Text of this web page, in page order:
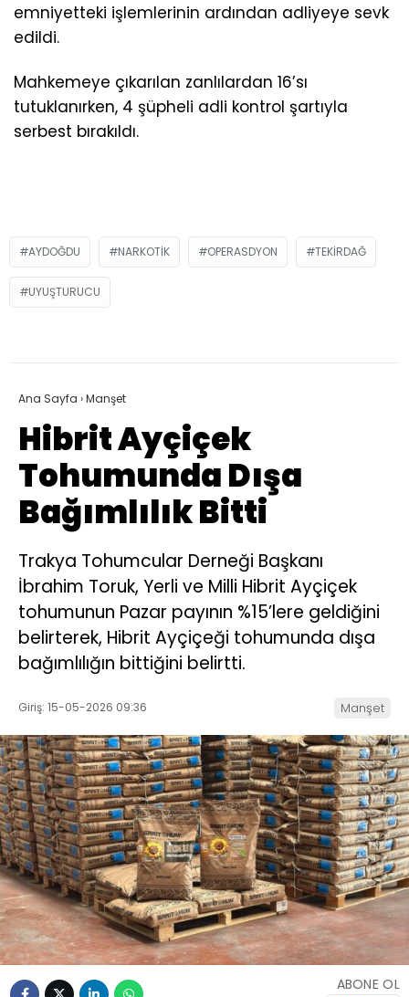
emniyetteki işlemlerinin ardından adliyeye sevk
edildi.
Mahkemeye çıkarılan zanlılardan 16’sı
tutuklanırken, 4 şüpheli adli kontrol şartıyla
serbest bırakıldı.
AYDOĞDU NARKOTIK OPERASDYON TEKIRDAĞ
UYUŞTURUCU
Ana Sayfa ›Manşet
Hibrit Ayçiçek
Tohumunda Dışa
Bağımlılık Bitti
Trakya Tohumcular Derneği Başkanı
İbrahim Toruk, Yerli ve Milli Hibrit Ayçiçek
tohumunun Pazar payının %15’lere geldiğini
belirterek, Hibrit Ayçiçeği tohumunda dışa
bağımlılığın bittiğini belirtti.
Giriş: 15-05-2026 09:36 Manşet
ABONE OL